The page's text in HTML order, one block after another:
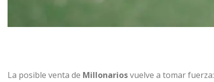
La posible venta de Millonariosvuelve a tomar fuerza: